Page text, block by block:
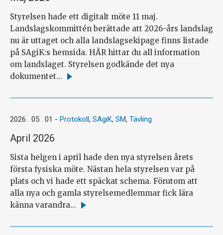
Styrelsen hade ett digitalt möte 11 maj.
Landslagskommittén berättade att 2026-års landslag
nu är uttaget och alla landslagsekipage finns listade
på SAgiK:s hemsida. HÄR hittar du all information
om landslaget. Styrelsen godkände det nya
dokumentet... Läs
2026 . 05 . 01 - Protokoll, SAgiK, SM, Tävling
April 2026
Sista helgen i april hade den nya styrelsen årets
första fysiska möte. Nästan hela styrelsen var på
plats och vi hade ett späckat schema. Förutom att
alla nya och gamla styrelsemedlemmar fick lära
känna varandra... Läs